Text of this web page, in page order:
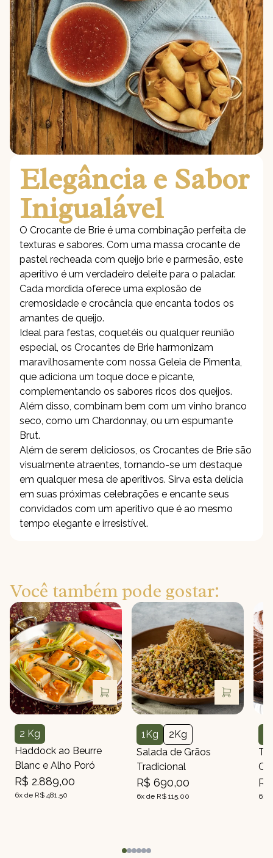
Elegância e Sabor
Inigualável
O Crocante de Brie é uma combinação perfeita de
texturas e sabores. Com uma massa crocante de
pastel recheada com queijo brie e parmesão, este
aperitivo é um verdadeiro deleite para o paladar.
Cada mordida oferece uma explosão de
cremosidade e crocância que encanta todos os
amantes de queijo.
Ideal para festas, coquetéis ou qualquer reunião
especial, os Crocantes de Brie harmonizam
maravilhosamente com nossa Geleia de Pimenta,
que adiciona um toque doce e picante,
complementando os sabores ricos dos queijos.
Além disso, combinam bem com um vinho branco
seco, como um Chardonnay, ou um espumante
Brut.
Além de serem deliciosos, os Crocantes de Brie são
visualmente atraentes, tornando-se um destaque
em qualquer mesa de aperitivos. Sirva esta delícia
em suas próximas celebrações e encante seus
convidados com um aperitivo que é ao mesmo
tempo elegante e irresistível.
Você também pode gostar:
Peso
2 Kg
Haddock ao Beurre
Blanc e Alho Poró
R$ 2.889,00
6x de R$ 481,50
Peso
1Kg
Peso
2Kg
Salada de Grãos
Tradicional
R$ 690,00
6x de R$ 115,00 6x